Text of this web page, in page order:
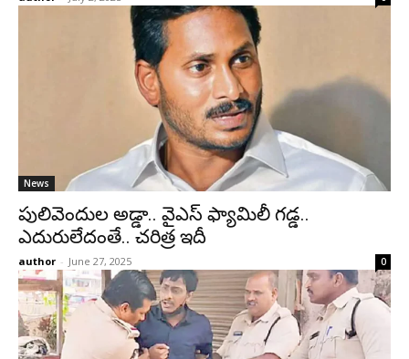
News
పులివెందుల అడ్డా.. వైఎస్ ఫ్యామిలీ గడ్డ..
ఎదురులేదంతే.. చరిత్ర ఇదీ
author - June 27, 2025 0